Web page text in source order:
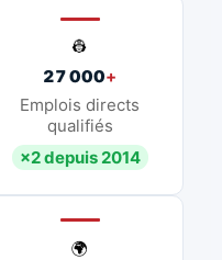
👷
27 000+
Emplois directs
qualifiés
×2 depuis 2014
🌍